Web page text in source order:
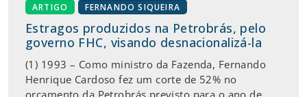
ARTIGO FERNANDO SIQUEIRA
Estragos produzidos na Petrobrás, pelo
governo FHC, visando desnacionalizá-la
(1) 1993 – Como ministro da Fazenda, Fernando
Henrique Cardoso fez um corte de 52% no
orçamento da Petrobrás previsto para o ano de